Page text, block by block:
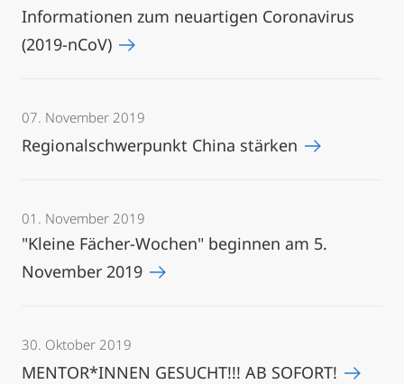
Informationen zum neuartigen Coronavirus
(2019-nCoV)
07. November 2019
Regionalschwerpunkt China stärken
01. November 2019
"Kleine Fächer-Wochen" beginnen am 5.
November 2019
30. Oktober 2019
MENTOR*INNEN GESUCHT!!! AB SOFORT!